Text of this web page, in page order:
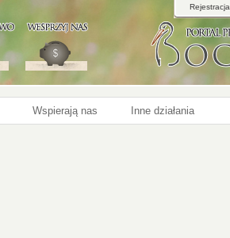
Rejestracja
Wspierają nas Inne działania